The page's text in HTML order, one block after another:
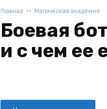
Главная Магическая академия
Боевая
и с чем ее